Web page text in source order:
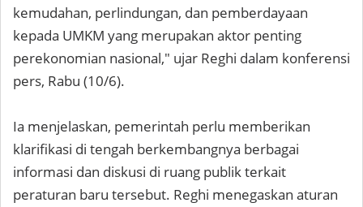
kemudahan, perlindungan, dan pemberdayaan
kepada UMKM yang merupakan aktor penting
perekonomian nasional," ujar Reghi dalam konferensi
pers, Rabu (10/6).
Ia menjelaskan, pemerintah perlu memberikan
klarifikasi di tengah berkembangnya berbagai
informasi dan diskusi di ruang publik terkait
peraturan baru tersebut. Reghi menegaskan aturan